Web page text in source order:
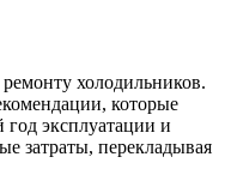
холодильников.
которые
эксплуатации и
затраты, перекладывая